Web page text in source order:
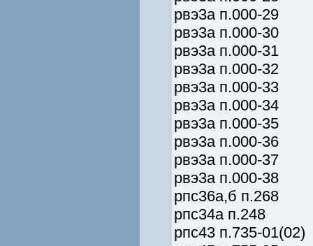
рвэ3а п.000-29
рвэ3а п.000-30
рвэ3а п.000-31
рвэ3а п.000-32
рвэ3а п.000-33
рвэ3а п.000-34
рвэ3а п.000-35
рвэ3а п.000-36
рвэ3а п.000-37
рвэ3а п.000-38
рпс36а,б п.268
рпс34а п.248
рпс43 п.735-01(02)